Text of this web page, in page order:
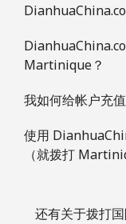
Martinique？
我如何给帐户充
使用
（就拨打
还有关于拨打